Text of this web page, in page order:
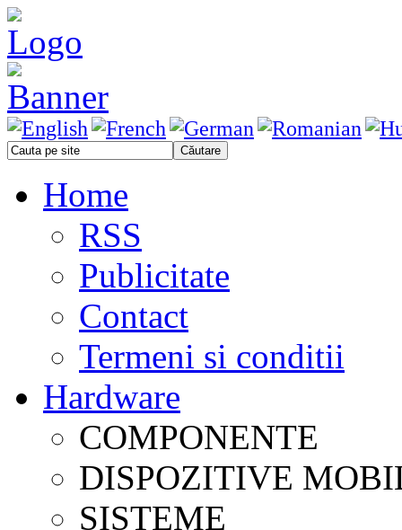
Home
RSS
Publicitate
Contact
Termeni si conditii
Hardware
COMPONENTE
DISPOZITIVE
SISTEME